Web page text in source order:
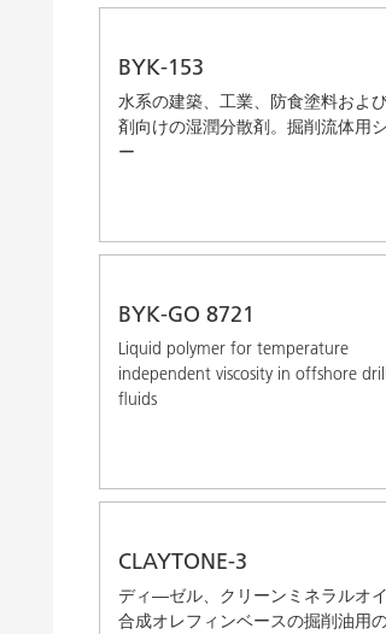
BYK-153
水系の建築、工業、防食塗料およ
剤向けの湿潤分散剤。掘削流体用
ー
BYK-GO 8721
Liquid polymer for temperature
independent viscosity in offshore
fluids
CLAYTONE-3
ディ―ゼル、クリーンミネラルオイ
合成オレフィンベースの掘削油用